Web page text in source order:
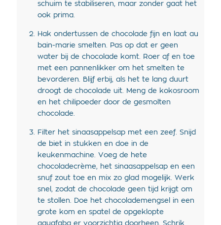
schuim te stabiliseren, maar zonder gaat het
ook prima.
Hak ondertussen de chocolade fijn en laat au
bain-marie smelten. Pas op dat er geen
water bij de chocolade komt. Roer af en toe
met een pannenlikker om het smelten te
bevorderen. Blijf erbij, als het te lang duurt
droogt de chocolade uit. Meng de kokosroom
en het chilipoeder door de gesmolten
chocolade.
Filter het sinaasappelsap met een zeef. Snijd
de biet in stukken en doe in de
keukenmachine. Voeg de hete
chocoladecrème, het sinaasappelsap en een
snuf zout toe en mix zo glad mogelijk. Werk
snel, zodat de chocolade geen tijd krijgt om
te stollen. Doe het chocolademengsel in een
grote kom en spatel de opgeklopte
aquafaba er voorzichtig doorheen. Schrik